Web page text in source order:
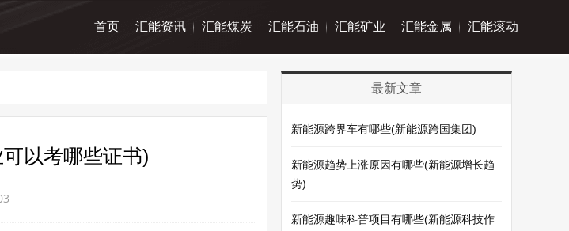
首页 汇能资讯 汇能煤炭 汇能石油 汇能矿业 汇能金属 汇能滚动
以考哪些证书)
最新文章
新能源跨界车有哪些(新能源跨国集团)
新能源趋势上涨原因有哪些(新能源增长趋
势)
新能源趣味科普项目有哪些(新能源科技作